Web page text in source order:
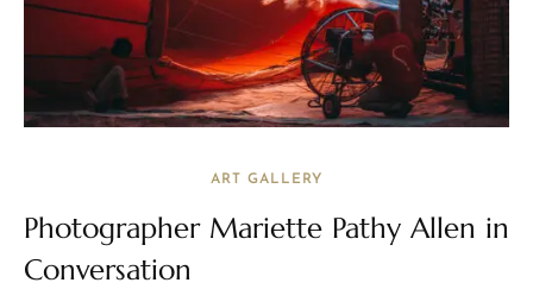
ART GALLERY
Photographer Mariette Pathy Allen in
Conversation